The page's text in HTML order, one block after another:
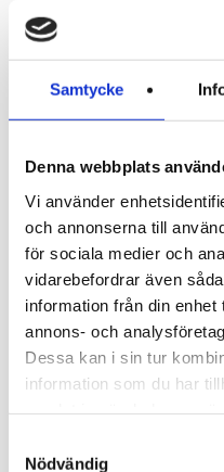
Samtycke
Denna webbplats
Vi använder
och annonserna till
för sociala medier och
vidarebefordrar även
information från din
annons- och
Dessa kan i sin tur
information som du har
Nödvändig
Välkommen att besöka
och utställningar! Vi
Nationaldagsfirandet i
torpvandringar och
Föreningen har
också vi som sköter
Hembygdsparkeni
och samlingarna är
annonserade aktiviteter,
samlingarna på andra
av kontaktpersonerna,
Smedjan i Ingatorp kan
Tillsammans med LRF